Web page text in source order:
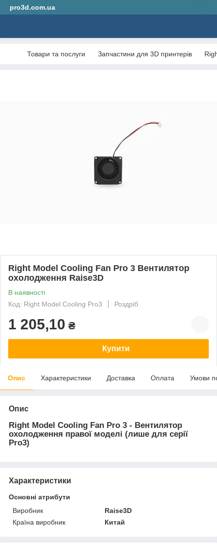
pro3d.com.ua
Товари та послуги Запчастини для 3D принтерів
Right Model Cooling Fan Pro 3 Вентилятор
охолодження Raise3D
В наявності
Код: Right Model Cooling Pro3
Роздріб
1 205,10 ₴
Купити
Опис Характеристики Доставка Оплата Умови
Опис
Right Model Cooling Fan Pro 3 - Вентилятор
охолодження правої моделі (лише для серії
Pro3)
Характеристики
Основні атрибути
Виробник
Raise3D
Країна виробник
Китай